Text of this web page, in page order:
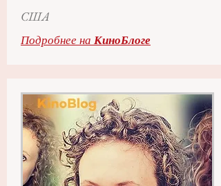
США
Подробнее на КиноБлоге